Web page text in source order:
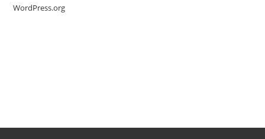
WordPress.org